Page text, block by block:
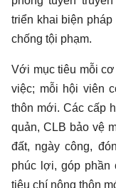
triển khai biện
chống tội phạm.
Với mục tiêu mỗi
việc; mỗi hội viên
thôn mới. Các cấp
quản, CLB bảo vệ
đất, ngày công,
phúc lợi, góp phần
tiêu chí nông thôn